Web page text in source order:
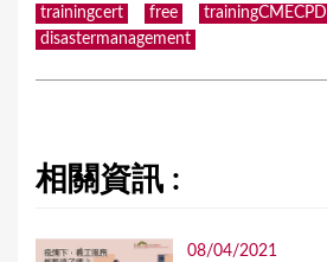
trainingcert
free trainingCMECPD
disastermanagement
相關資訊 :
08/04/2021